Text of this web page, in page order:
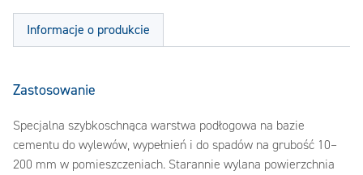
Informacje o produkcie
Zastosowanie
Specjalna szybkoschnąca warstwa podłogowa na bazie
cementu do wylewów, wypełnień i do spadów na grubość 10–
200 mm w pomieszczeniach. Starannie wylana powierzchnia